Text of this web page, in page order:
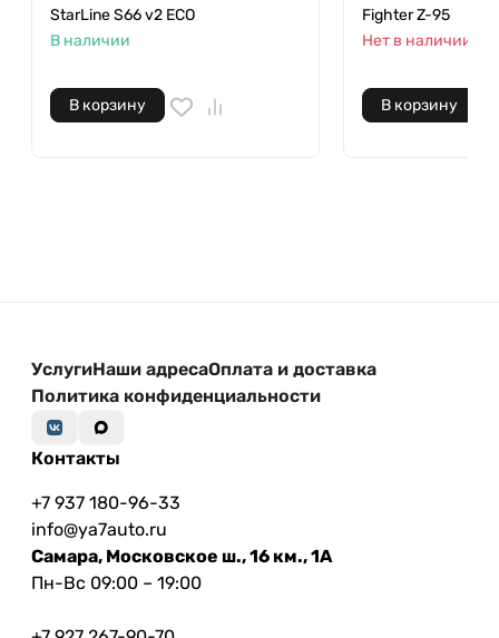
StarLine S66 v2 ECO
В наличии
В корзину
Fighter Z-95
Нет в наличии
В корзину
УслугиНаши адресаОплата и доставка
Политика конфиденциальности
Контакты
+7 937 180-96-33
info@ya7auto.ru
Самара, Московское ш., 16 км., 1А
Пн-Вс 09:00 – 19:00